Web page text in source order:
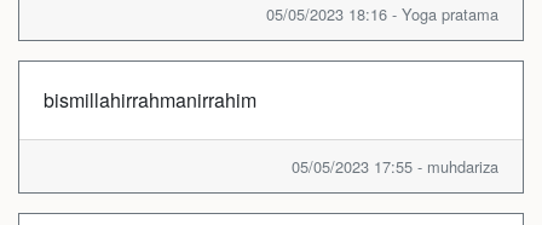
05/05/2023 18:16 - Yoga pratama
bismillahirrahmanirrahim
05/05/2023 17:55 - muhdariza